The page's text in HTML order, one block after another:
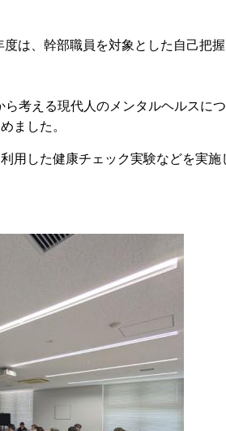
は、幹部職員を対象とした自己把
考える現代人のメンタルヘルスに
ました。
用した健康チェック実験などを実施